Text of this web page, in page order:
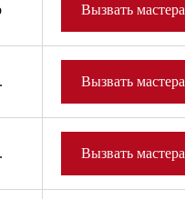
Вызвать мастера
Вызвать мастера
Вызвать мастера